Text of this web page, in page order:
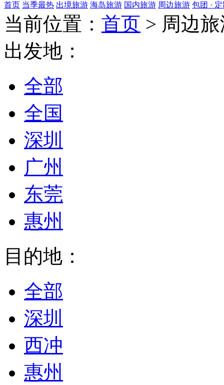
首页 当季最热 出境旅游 海岛旅游 国内旅游 周边旅游 包团 ·
当前位置： 首页 > 周边
出发地：
全部
全国
深圳
广州
东莞
惠州
目的地：
全部
深圳
西冲
惠州